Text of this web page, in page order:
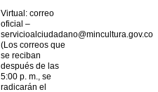
Virtual: correo
oficial –
servicioalciudadano@mincultura.gov.co
(Los correos que
se reciban
después de las
5:00 p. m., se
radicarán el